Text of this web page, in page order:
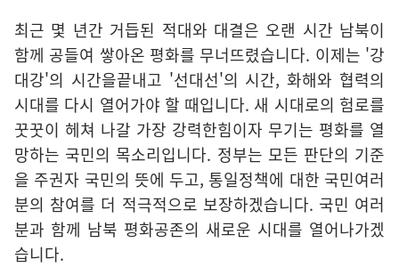
최근 몇 년간 거듭된 적대와 대결은 오랜 시간 남북이
함께 공들여 쌓아온 평화를 무너뜨렸습니다. 이제는 '강
대강'의 시간을끝내고 '선대선'의 시간, 화해와 협력의
시대를 다시 열어가야 할 때입니다. 새 시대로의 험로를
꿋꿋이 헤쳐 나갈 가장 강력한힘이자 무기는 평화를 열
망하는 국민의 목소리입니다. 정부는 모든 판단의 기준
을 주권자 국민의 뜻에 두고, 통일정책에 대한 국민여러
분의 참여를 더 적극적으로 보장하겠습니다. 국민 여러
분과 함께 남북 평화공존의 새로운 시대를 열어나가겠
습니다.